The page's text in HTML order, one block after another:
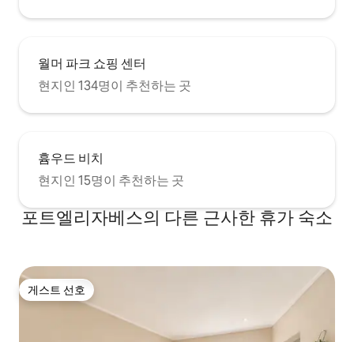
월머 파크 쇼핑 센터
현지인 134명이 추천하는 곳
흄우드 비치
현지인 15명이 추천하는 곳
포트엘리자베스의 다른 근사한 휴가 숙소
게스트 선호
게스트 선호